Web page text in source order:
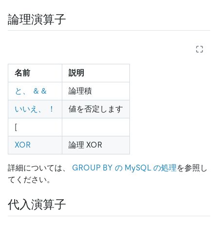
論理演算子
名前
説明
と、 ＆＆
論理積
いいえ、 ！
値を否定します
[
XOR
論理 XOR
詳細については、 GROUP BY の MySQL の処理を参照し
てください。
代入演算子